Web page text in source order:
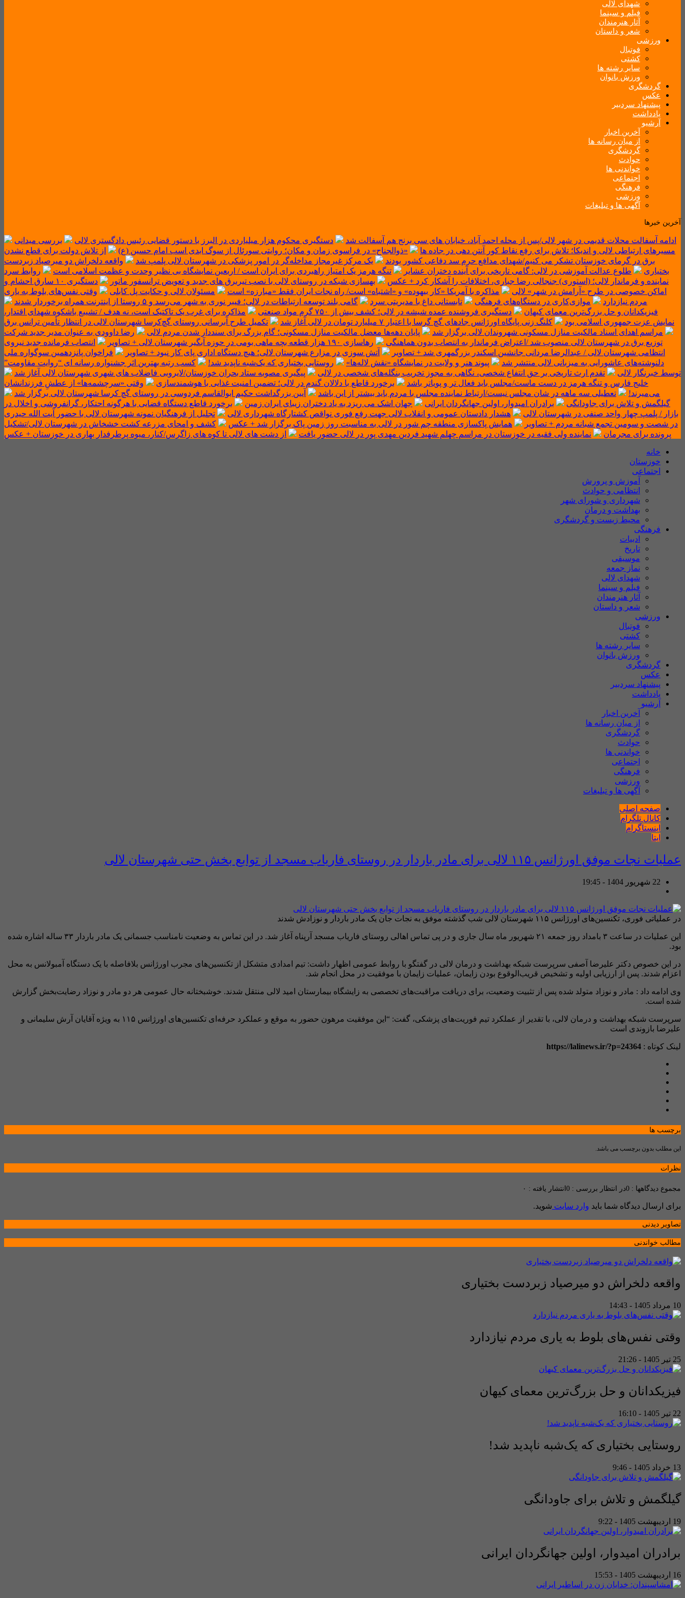
شهدای لالی
فیلم و سینما
آثار هنرمندان
شعر و داستان
ورزشی
فوتبال
کشتی
سایر رشته ها
ورزش بانوان
گردشگری
عکس
پیشنهاد سردبیر
یادداشت
آرشیو
آخرین اخبار
از میان رسانه ها
گردشگری
حوادث
خواندنی ها
اجتماعی
فرهنگی
ورزشی
آگهی ها و تبلیغات
آخرین خبرها
ادامه آسفالت محلات قدیمی در شهر لالی/پس از محله احمد آباد، خیابان های سی برنج هم آسفالت شد دستگیری محکوم هزار میلیاردی در البرز با دستور قضایی رئیس دادگستری لالی
بررسی میدانی
مسیرهای ارتباطی لالی و اندیکا؛ تلاش برای رفع نقاط کور آنتن دهی در جاده ها
«ذوالجناح» در فراسوی زمان و مکان؛ روایتی سورئال از سوگ ابدی اسب امام حسین (ع)
از تلاش دولت برای قطع نشدن
برق در گرمای خوزستان تشکر می کنیم/شهدای مدافع حرم سد دفاعی کشور بودند
یک مرکز غیرمجاز مداخله‌گر در امور پزشکی در شهرستان لالی پلمپ شد
واقعه دلخراش دو میرصیاد زبردست
بختیاری
‌طلوع عدالت آموزشی در لالی: گامی تاریخی برای آینده دختران عشایر تنگه هرمز یک امتیاز راهبردی برای ایران است / اربعین نمایشگاه بی نظیر وحدت و عظمت اسلامی است
روابط سرد
نماینده و فرماندار لالی؛ (استوری) جنجالی رضا جباری، اختلافات را آشکار کرد + عکس
بهسازی شبکه در روستای لالی با نصب تیربرق های جدید و تعویض ترانسفور ماتور
دستگیری ۱۰ سارق احشام و
اماکن خصوصی در طرح «آرامش در شهر» لالی
مذاکره با آمریکا «کار بیهوده» و «اشتباه» است/ راه نجات ایران فقط «مبارزه» است مسئولان لالی و حکایت پل کابلی
وقتی نفس‌های بلوط به یاری
مردم نیازدارد
موازی‌کاری در دستگاه‌های فرهنگی تابستانی داغ با مدیریتی سرد
گامی بلند توسعه ارتباطات در لالی؛ فیبر نوری به شهر می‌رسد و ۵ روستا از اینترنت همراه برخوردار شدند
فیزیکدانان و حل بزرگ‌ترین معمای کیهان
دستگیری فروشنده عمده شیشه در لالی؛ کشف بیش از ۷۵۰ گرم مواد صنعتی
مذاکره برای غرب یک تاکتیک است، نه هدف / تشییع باشکوه شهدای اقتدار،
نمایش عزت جمهوری اسلامی بود
کلنگ زنی پایگاه اورژانس جادهای گچ گرسا با اعتبار ۷ میلیارد تومان در لالی آغاز شد
تکمیل طرح آبرسانی روستای گچ‌کرسا شهرستان لالی در انتظار تأمین ترانس برق
مراسم اهدای اسناد مالکیت منازل مسکونی شهروندان لالی برگزار شد
پایان دهه‌ها معضل مالکیت منازل مسکونی؛ گام بزرگ برای سنددار شدن مردم لالی
رضا داوودی به عنوان مدیر جدید شرکت
توزیع برق در شهرستان لالی منصوب شد /اعتراض فرماندار به انتصاب بدون هماهنگی
رهاسازی ۱۹۰ هزار قطعه بچه ماهی بومی در حوزه آبگیر شهرستان لالی + تصاویر
انتصاب فرمانده جدید نیروی
انتظامی شهرستان لالی / عبدالرضا مردانی جانشین اسکندر بزرگمهری شد + تصاویر
آتش سوزی در مزارع شهرستان لالی؛ هیچ دستگاه اداری پای کار نبود + تصاویر
فراخوان پانزدهمین سوگواره ملی
دلنوشته‌های عاشورایی به میزبانی لالی منتشر شد
پیوند هنر و ولایت در نمایشگاه «نقش لاله‌ها» روستایی بختیاری که یک‌شبه ناپدید شد!
کسب رتبه بهترین اثر جشنواره رسانه ای “روایت مقاومت”
توسط خبرنگار لالی
تقدم ارث تاریخی بر حق انتفاع شخصی، نگاهی به مجوز تخریب بنگله‌های شخصی در لالی
پیگیری مصوبه ستاد بحران خوزستان/لایروبی فاضلاب های شهری شهرستان لالی آغاز شد
خلیج فارس و تنگه هرمز در دست ماست/مجلس باید فعال تر و پویاتر باشد
برخورد قاطع با دلالان گندم در لالی؛ تضمین امنیت غذایی با هوشمندسازی
وقتی «سرچشمه‌ها» از عطشِ فرزندانشان
می‌میرند!
تعطیلی سه ماهه در شان مجلس نیست/ارتباط نماینده مجلس با مردم باید بیشتر از این باشد
آیین بزرگداشت حکیم ابوالقاسم فردوسی در روستای گچ کرسا شهرستان لالی برگزار شد
گیلگمش و تلاش برای جاودانگی
برادران امیدوار، اولین جهانگردان ایرانی جهان اشک می ریزد به یاد دختران زیبای ایران زمین
برخورد قاطع دستگاه قضایی با هرگونه احتکار، گرانفروشی و اخلال در
بازار / پلمپ چهار واحد صنفی در شهرستان لالی
هشدار دادستان عمومی و انقلاب لالی جهت رفع فوری نواقص کشتارگاه شهرداری‌ لالی
تجلیل از فرهنگیان نمونه شهرستان لالی با حضور آیت الله حیدری
در شصت و سومین تجمع شبانه مردم + تصاویر
همایش پاکسازی منطقه چم شور در لالی به مناسبت روز زمین پاک برگزار شد + عکس
کشف و امحای مزرعه کشت خشخاش در شهرستان لالی/تشکیل
پرونده برای مجرمان
نماینده ولی فقیه در خوزستان در مراسم چهلم شهید فردین مهدی پور در لالی حضور یافت از دشت های لالی تا کوه های زاگرس/کنار، میوه پرطرفدار بهاری در خوزستان + عکس
خانه
خوزستان
اجتماعی
آموزش و پرورش
انتظامی و حوادث
شهرداری و شورای شهر
بهداشت و درمان
محیط زیست و گردشگری
فرهنگی
ادبیات
تاریخ
موسیقی
نماز جمعه
شهدای لالی
فیلم و سینما
آثار هنرمندان
شعر و داستان
ورزشی
فوتبال
کشتی
سایر رشته ها
ورزش بانوان
گردشگری
عکس
پیشنهاد سردبیر
یادداشت
آرشیو
آخرین اخبار
از میان رسانه ها
گردشگری
حوادث
خواندنی ها
اجتماعی
فرهنگی
ورزشی
آگهی ها و تبلیغات
صفحه اصلی
کانال تلگرام
اینستاگرام
ایتا
عملیات نجات موفق اورژانس ۱۱۵ لالی برای مادر باردار در روستای فاریاب مسجد از توابع بخش حتی شهرستان لالی
22 شهریور 1404 - 19:45
در عملیاتی فوری، تکنسین‌های اورژانس ۱۱۵ شهرستان لالی شب گذشته موفق به نجات جان یک مادر باردار و نوزادش شدند
این عملیات در ساعت ۳ بامداد روز جمعه ۲۱ شهریور ماه سال جاری و در پی تماس اهالی روستای فاریاب مسجد آرپناه آغاز شد. در این تماس به وضعیت نامناسب جسمانی یک مادر باردار ۳۳ ساله اشاره شده
بود.
در این خصوص دکتر علیرضا آصفی سرپرست شبکه بهداشت و درمان لالی در گفتگو با روابط عمومی اظهار داشت: تیم امدادی متشکل از تکنسین‌های مجرب اورژانس بلافاصله با یک دستگاه آمبولانس به محل
اعزام شدند. پس از ارزیابی اولیه و تشخیص قریب‌الوقوع بودن زایمان، عملیات زایمان با موفقیت در محل انجام شد.
وی ادامه داد : مادر و نوزاد متولد شده پس از تثبیت وضعیت، برای دریافت مراقبت‌های تخصصی به زایشگاه بیمارستان امید لالی منتقل شدند. خوشبختانه حال عمومی هر دو مادر و نوزاد رضایت‌بخش گزارش
شده است.
سرپرست شبکه بهداشت و درمان لالی، با تقدیر از عملکرد تیم فوریت‌های پزشکی، گفت: “این موفقیت مرهون حضور به موقع و عملکرد حرفه‌ای تکنسین‌های اورژانس ۱۱۵ به ویژه آقایان آرش سلیمانی و
علیرضا بازوندی است
لینک کوتاه : https://lalinews.ir/?p=24364
برچسب ها
این مطلب بدون برچسب می باشد.
نظرات
مجموع دیدگاهها : 0 در انتظار بررسی : 0 انتشار یافته : ۰
برای ارسال دیدگاه شما باید وارد سایت شوید.
تصاویر دیدنی
مطالب خواندنی
واقعه دلخراش دو میرصیاد زبردست بختیاری
10 مرداد 1405 - 14:43
وقتی نفس‌های بلوط به یاری مردم نیازدارد
25 تیر 1405 - 21:26
فیزیکدانان و حل بزرگ‌ترین معمای کیهان
22 تیر 1405 - 16:10
روستایی بختیاری که یک‌شبه ناپدید شد!
13 خرداد 1405 - 9:46
گیلگمش و تلاش برای جاودانگی
19 اردیبهشت 1405 - 9:22
برادران امیدوار، اولین جهانگردان ایرانی
16 اردیبهشت 1405 - 15:53